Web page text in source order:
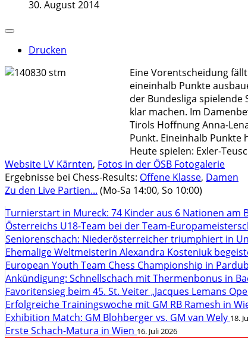
30. August 2014
Drucken
Eine Vorentscheidung
eineinhalb Punkte
der Bundesliga spielende
klar machen. Im
Tirols Hoffnung Anna-
Punkt. Eineinhalb Punkte
Heute spielen: Exler-
Website LV Kärnten, Fotos in der ÖSB Fotogalerie
Ergebnisse bei Chess-Results: Offene Klasse, Damen
Zu den Live Partien... (Mo-Sa 14:00, So 10:00)
Turnierstart in Mureck: 74 Kinder aus 6 Nationen am
Österreichs U18-Team bei der Team-
Seniorenschach: Niederösterreicher triumphiert in
Ehemalige Weltmeisterin Alexandra Kosteniuk
European Youth Team Chess Championship in
Ankündigung: Schnellschach mit Thermenbonus in
Favoritensieg beim 45. St. Veiter „Jacques Lemans
Erfolgreiche Trainingswoche mit GM RB Ramesh in
Exhibition Match: GM Blohberger vs. GM van Wely 18.
Erste Schach-Matura in Wien 16. Juli 2026